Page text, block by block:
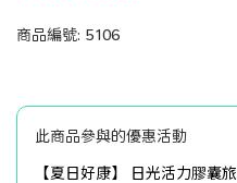
商品編號: 5106
此商品參與的優惠活動
【夏日好康】 日光活力膠囊